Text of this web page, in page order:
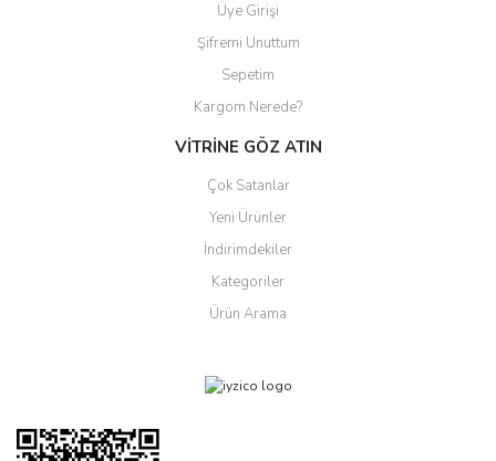
Üye Girişi
Şifremi Unuttum
Sepetim
Kargom Nerede?
VİTRİNE GÖZ ATIN
Çok Satanlar
Yeni Ürünler
İndirimdekiler
Kategoriler
Ürün Arama